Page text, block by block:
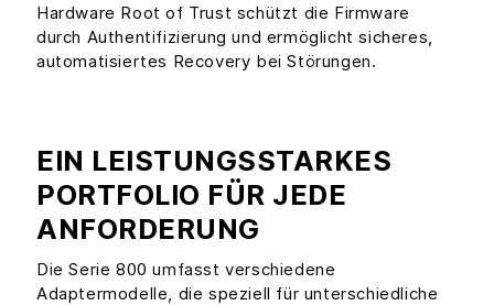
Hardware Root of Trust schützt die Firmware
durch Authentifizierung und ermöglicht sicheres,
automatisiertes Recovery bei Störungen.
EIN LEISTUNGSSTARKES
PORTFOLIO FÜR JEDE
ANFORDERUNG
Die Serie 800 umfasst verschiedene
Adaptermodelle, die speziell für unterschiedliche